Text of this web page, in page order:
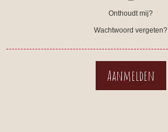
Onthoudt mij?
Wachtwoord vergeten?